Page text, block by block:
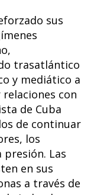
sus
trasatlántico
y mediático a
con
de Cuba
de continuar
los
Las
en sus
a través de